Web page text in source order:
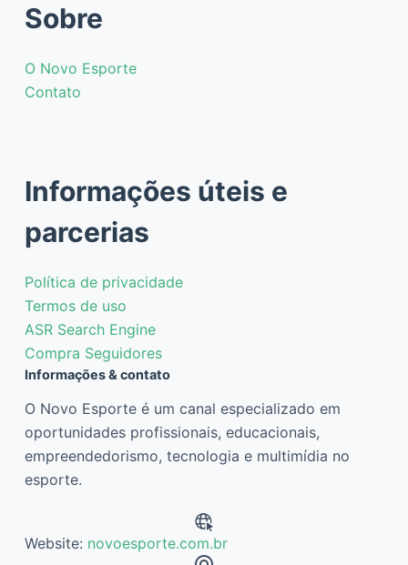
Sobre
O Novo Esporte
Contato
Informações úteis e
parcerias
Política de privacidade
Termos de uso
ASR Search Engine
Compra Seguidores
Informações & contato
O Novo Esporte é um canal especializado em
oportunidades profissionais, educacionais,
empreendedorismo, tecnologia e multimídia no
esporte.
Website: novoesporte.com.br